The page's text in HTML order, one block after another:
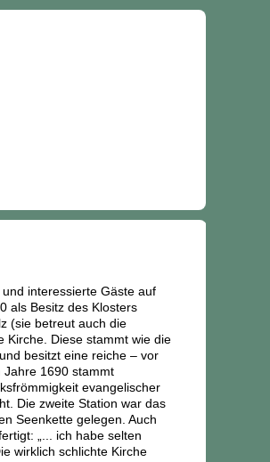
interessierte Gäste auf
als Besitz des Klosters
(sie betreut auch die
Kirche. Diese stammt wie die
besitzt eine reiche – vor
Jahre 1690 stammt
evangelischer
Die zweite Station war das
Seenkette gelegen. Auch
„... ich habe selten
wirklich schlichte Kirche